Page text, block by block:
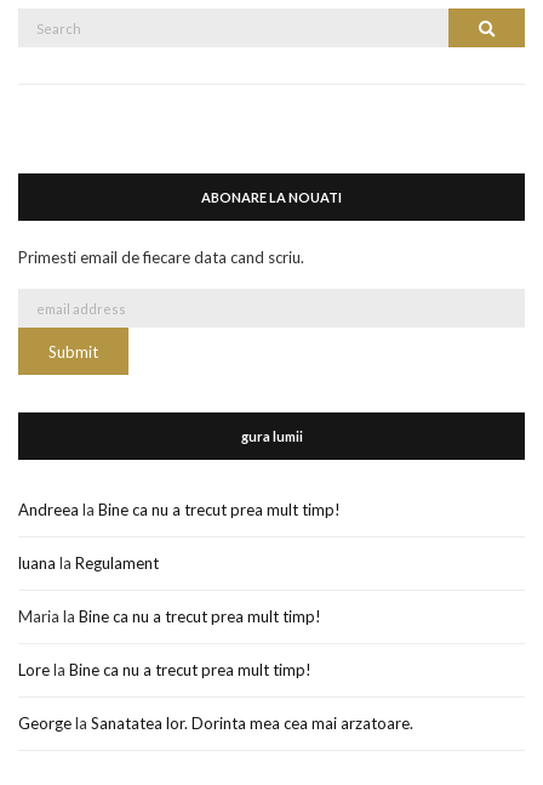
Search
ABONARE LA NOUATI
Primesti email de fiecare data cand scriu.
gura lumii
Andreea la Bine ca nu a trecut prea mult timp!
luana la Regulament
Maria la Bine ca nu a trecut prea mult timp!
Lorela Bine ca nu a trecut prea mult timp!
Georgela Sanatatea lor. Dorinta mea cea mai arzatoare.